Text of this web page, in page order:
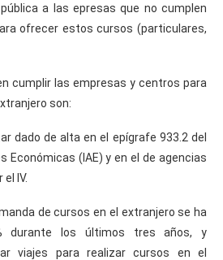
a las epresas que no cumplen
ofrecer estos cursos (particulares,
cumplir las empresas y centros para
son:
dado de alta en el epígrafe 933.2 del
Económicas (IAE) y en el de agencias
IV.
de cursos en el extranjero se ha
durante los últimos tres años, y
viajes para realizar cursos en el